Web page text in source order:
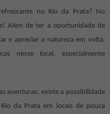
no Rio da Prata? No
Além de ter a oportunidade de
e apreciar a natureza em volta,
nesse local, especialmente
aventuras, existe a possibilidade
da Prata em locais de pouca